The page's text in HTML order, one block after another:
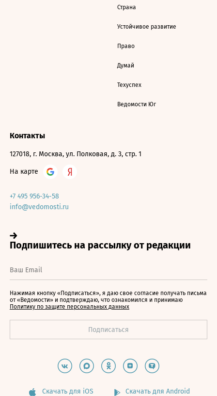
Страна
Устойчивое развитие
Право
Думай
Техуспех
Ведомости Юг
Контакты
127018, г. Москва, ул. Полковая, д. 3, стр. 1
На карте
+7 495 956-34-58
info@vedomosti.ru
Нажимая кнопку «Подписаться», я даю свое согласие получать письма
от «Ведомости» и подтверждаю, что ознакомился и принимаю
Политику по защите персональных данных
Скачать для iOS Скачать для Android